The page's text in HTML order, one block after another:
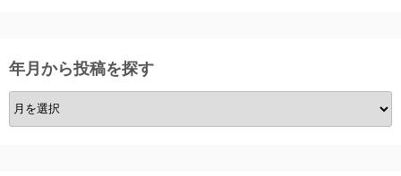
ー
投
稿
年月から投稿を探す
年
月